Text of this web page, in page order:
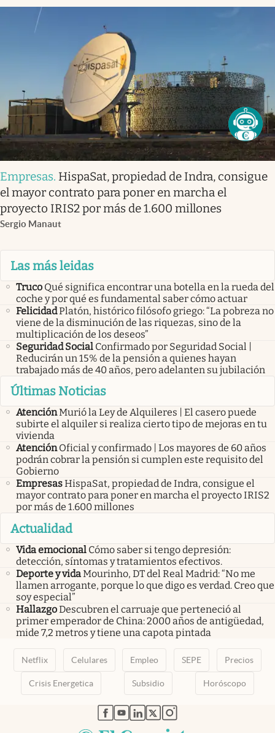
Empresas. HispaSat, propiedad de Indra, consigue
el mayor contrato para poner en marcha el
proyecto IRIS2 por más de 1.600 millones
Sergio Manaut
Las más leidas
Truco Qué significa encontrar una botella en la rueda del
coche y por qué es fundamental saber cómo actuar
FelicidadPlatón, histórico filósofo griego: “La pobreza no
viene de la disminución de las riquezas, sino de la
multiplicación de los deseos”
Seguridad Social Confirmado por Seguridad Social |
Reducirán un 15% de la pensión a quienes hayan
trabajado más de 40 años, pero adelanten su jubilación
Últimas Noticias
AtenciónMurió la Ley de Alquileres | El casero puede
subirte el alquiler si realiza cierto tipo de mejoras en tu
vivienda
Atención Oficial y confirmado | Los mayores de 60 años
podrán cobrar la pensión si cumplen este requisito del
Gobierno
EmpresasHispaSat, propiedad de Indra, consigue el
mayor contrato para poner en marcha el proyecto IRIS2
por más de 1.600 millones
Actualidad
Vida emocional Cómo saber si tengo depresión:
detección, síntomas y tratamientos efectivos.
Deporte y vidaMourinho, DT del Real Madrid: “No me
llamen arrogante, porque lo que digo es verdad. Creo que
soy especial”
HallazgoDescubren el carruaje que perteneció al
primer emperador de China: 2000 años de antigüedad,
mide 7,2 metros y tiene una capota pintada
Netflix Celulares Empleo SEPE Precios
Crisis Energetica Subsidio Horóscopo
abre en nueva pestaña
abre en nueva pestaña
abre en nueva pestaña
abre en nueva pestaña
abre en nueva pestaña